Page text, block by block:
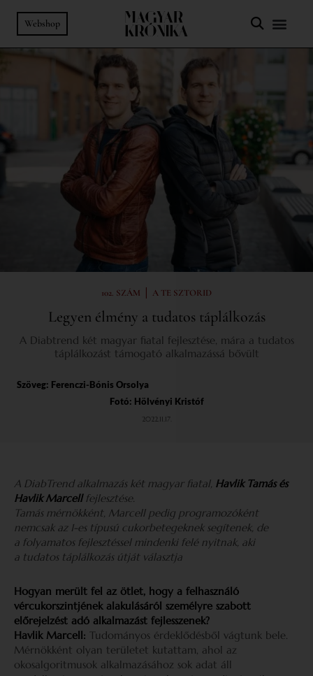
Webshop
102. SZÁM | A TE SZTORID
Legyen élmény a tudatos táplálkozás
A Diabtrend két magyar fiatal fejlesztése, mára a tudatos
táplálkozást támogató alkalmazássá bővült
Szöveg: Ferenczi-Bónis Orsolya
Fotó: Hölvényi Kristóf
2022.11.17.
A DiabTrend alkalmazás két magyar fiatal, Havlik Tamás és
Havlik Marcellfejlesztése.
Tamás mérnökként, Marcell pedig programozóként
nemcsak az 1-es típusú cukorbetegeknek segítenek, de
a folyamatos fejlesztéssel mindenki felé nyitnak, aki
a tudatos táplálkozás útját választja
Hogyan merült fel az ötlet, hogy a felhasználó
vércukorszintjének alakulásáról személyre szabott
előrejelzést adó alkalmazást fejlesszenek?
Havlik Marcell: Tudományos érdeklődésből vágtunk bele.
Mérnökként olyan területet kutattam, ahol az
okosalgoritmusok alkalmazásához sok adat áll